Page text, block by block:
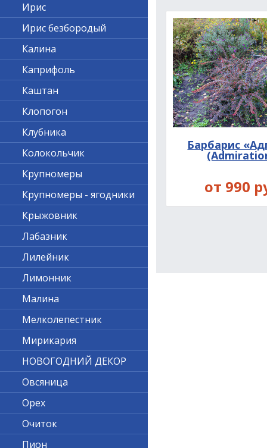
Барбарис
от 990
Ирис
Ирис безбородый
Калина
Каприфоль
Каштан
Клопогон
Клубника
Колокольчик
Крупномеры
Крупномеры - ягодники
Крыжовник
Лабазник
Лилейник
Лимонник
Малина
Мелколепестник
Мирикария
НОВОГОДНИЙ ДЕКОР
Овсяница
Орех
Очиток
Пион